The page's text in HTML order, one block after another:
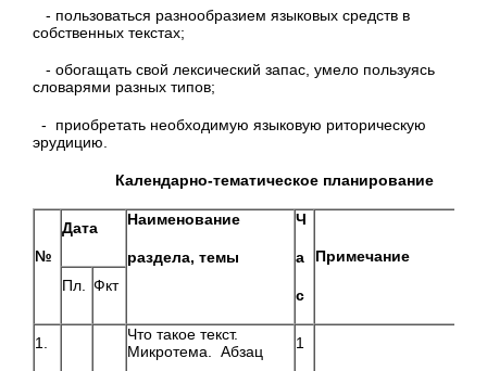
- пользоваться разнообразием языковых средств в
собственных текстах;
- обогащать свой лексический запас, умело пользуясь
словарями разных типов;
- приобретать необходимую языковую риторическую
эрудицию.
Календарно-тематическое планирование
№
Дата Наименование
раздела, темы
Ч
а
с
Примечание
Пл. Фкт
1.
Что такое текст.
Микротема. Абзац
1